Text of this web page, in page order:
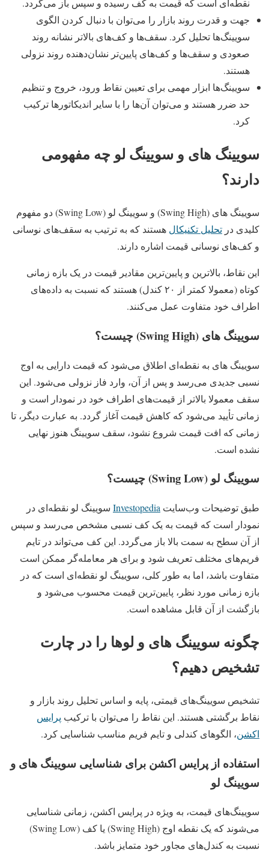
نقطه‌ای است که قیمت به کف رسیده و سپس باز می‌گردد.
جهت و قدرت روند بازار را می‌توان با دنبال کردن الگوی
سویینگ‌ها تحلیل کرد. سقف‌ها و کف‌های بالاتر نشانه روند
صعودی و سقف‌ها و کف‌های پایین‌تر نشان‌دهنده روند نزولی
هستند.
سویینگ‌ها ابزار مهمی برای تعیین نقاط ورود، خروج و تنظیم
حد ضرر هستند و می‌توان آن‌ها را با سایر اندیکاتورها ترکیب
کرد.
سویینگ های و سویینگ لو چه مفهومی
دارند؟
سویینگ های (Swing High) و سویینگ لو (Swing Low) دو مفهوم
کلیدی در تحلیل تکنیکال هستند که به ترتیب به سقف‌های نوسانی
و کف‌های نوسانی قیمت اشاره دارند.
این نقاط، بالاترین و پایین‌ترین مقادیر قیمت در یک بازه زمانی
کوتاه (معمولا کمتر از ۲۰ کندل) هستند که نسبت به داده‌های
اطراف خود متفاوت عمل می‌کنند.
سویینگ های (Swing High) چیست؟
سویینگ های به نقطه‌ای اطلاق می‌شود که قیمت دارایی به اوج
نسبی جدیدی می‌رسد و پس از آن، وارد فاز نزولی می‌شود. این
سقف معمولا بالاتر از قیمت‌های اطراف خود در نمودار است و
زمانی تأیید می‌شود که کاهش قیمت آغاز گردد. به عبارت دیگر، تا
زمانی که افت قیمت شروع نشود، سقف سویینگ هنوز نهایی
نشده است.
سویینگ لو (Swing Low) چیست؟
طبق توضیحات وب‌سایت Investopedia سویینگ لو نقطه‌ای در
نمودار است که قیمت به یک کف نسبی مشخص می‌رسد و سپس
از آن سطح به سمت بالا باز می‌گردد. این کف می‌تواند در تایم‌
فریم‌های مختلف تعریف شود و برای هر معامله‌گر ممکن است
متفاوت باشد، اما به طور کلی، سویینگ لو نقطه‌ای است که در
بازه زمانی مورد نظر، پایین‌ترین قیمت محسوب می‌شود و
بازگشت از آن قابل مشاهده است.
چگونه سویینگ های و لوها را در چارت
تشخیص دهیم؟
تشخیص سویینگ‌های قیمتی، پایه و اساس تحلیل روند بازار و
نقاط برگشتی هستند. این نقاط را می‌توان با ترکیب پرایس
اکشن، الگوهای کندلی و تایم‌ فریم مناسب شناسایی کرد.
استفاده از پرایس اکشن برای شناسایی سویینگ های و
سویینگ لو
سویینگ‌های قیمت، به ویژه در پرایس اکشن، زمانی شناسایی
می‌شوند که یک نقطه اوج (Swing High) یا کف (Swing Low)
نسبت به کندل‌های مجاور خود متمایز باشد.